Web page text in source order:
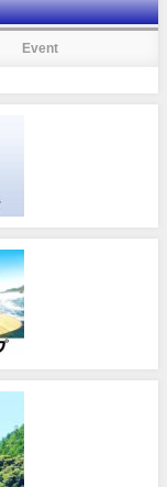
Event